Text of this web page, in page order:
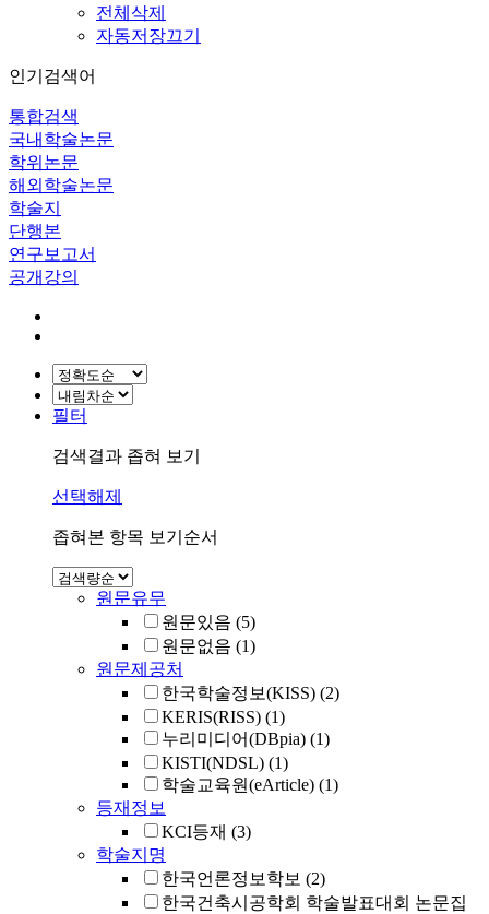
전체삭제
자동저장끄기
인기검색어
통합검색
국내학술논문
학위논문
해외학술논문
학술지
단행본
연구보고서
공개강의
필터
검색결과 좁혀 보기
선택해제
좁혀본 항목 보기순서
원문유무
원문있음 (5)
원문없음 (1)
원문제공처
한국학술정보(KISS) (2)
KERIS(RISS) (1)
누리미디어(DBpia) (1)
KISTI(NDSL) (1)
학술교육원(eArticle) (1)
등재정보
KCI등재 (3)
학술지명
한국언론정보학보 (2)
한국건축시공학회 학술발표대회 논문집